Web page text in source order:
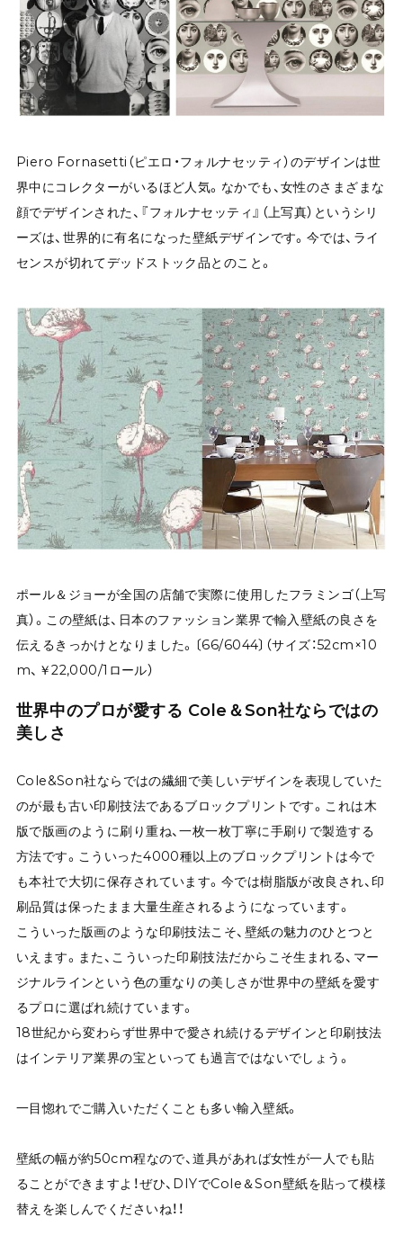
Piero Fornasetti（ピエロ・フォルナセッティ）のデザインは世
界中にコレクターがいるほど人気。なかでも、女性のさまざまな
顔でデザインされた、『フォルナセッティ』（上写真）というシリ
ーズは、世界的に有名になった壁紙デザインです。今では、ライ
センスが切れてデッドストック品とのこと。
ポール＆ジョーが全国の店舗で実際に使用したフラミンゴ（上写
真）。この壁紙は、日本のファッション業界で輸入壁紙の良さを
伝えるきっかけとなりました。〔66/6044〕（サイズ：52cm×10
m、￥22,000/1ロール）
世界中のプロが愛する Cole＆Son社ならではの
美しさ
Cole&Son社ならではの繊細で美しいデザインを表現していた
のが最も古い印刷技法であるブロックプリントです。これは木
版で版画のように刷り重ね、一枚一枚丁寧に手刷りで製造する
方法です。こういった4000種以上のブロックプリントは今で
も本社で大切に保存されています。今では樹脂版が改良され、印
刷品質は保ったまま大量生産されるようになっています。
こういった版画のような印刷技法こそ、壁紙の魅力のひとつと
いえます。また、こういった印刷技法だからこそ生まれる、マー
ジナルラインという色の重なりの美しさが世界中の壁紙を愛す
るプロに選ばれ続けています。
18世紀から変わらず世界中で愛され続けるデザインと印刷技法
はインテリア業界の宝といっても過言ではないでしょう。
一目惚れでご購入いただくことも多い輸入壁紙。
壁紙の幅が約50cm程なので、道具があれば女性が一人でも貼
ることができますよ！ぜひ、DIYでCole＆Son壁紙を貼って模様
替えを楽しんでくださいね！！